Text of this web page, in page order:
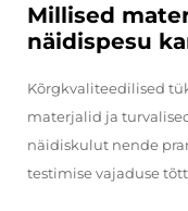
Millised
näidispesu
Kõrgkvaliteedilised
materjalid ja
näidiskulut nende
testimise vajaduse